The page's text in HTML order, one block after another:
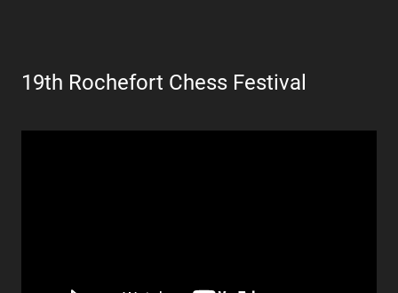
19th Rochefort Chess Festival